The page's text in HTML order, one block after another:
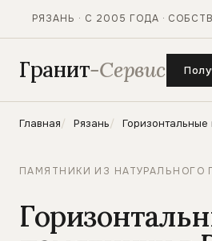
РЯЗАНЬ · С 2005 ГОДА ·
Гранит-Сервис
Главная Рязань Горизонтальные
ПАМЯТНИКИ ИЗ НАТУРАЛЬНОГО